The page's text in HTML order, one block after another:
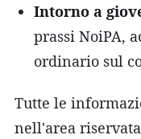
Intorno a
prassi NoiPA,
ordinario sul
Tutte le
nell'area